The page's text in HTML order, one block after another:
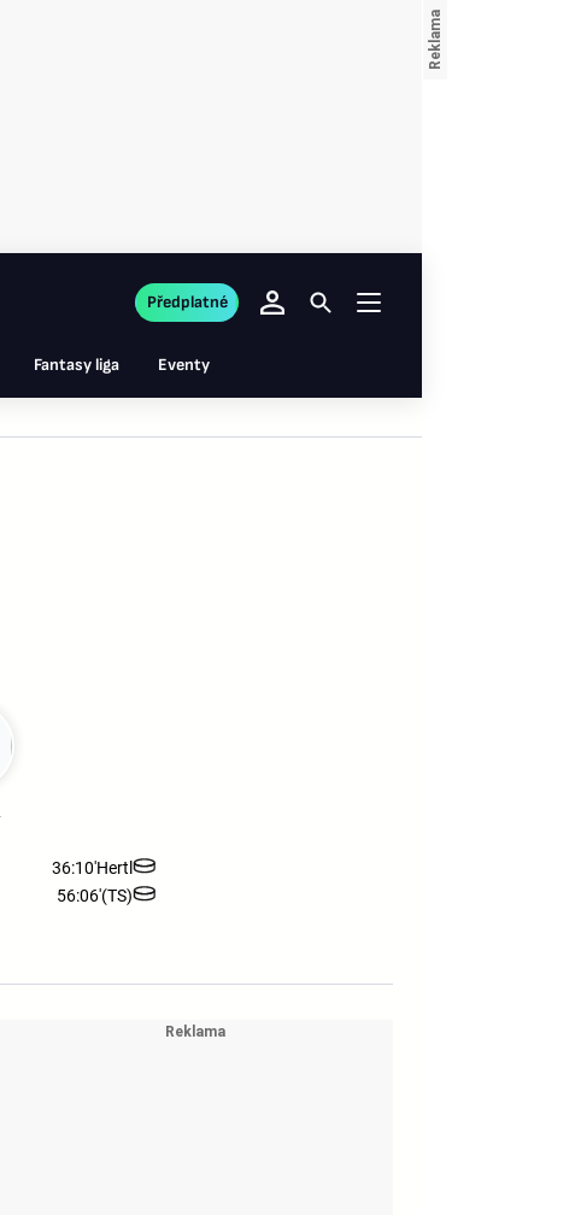
Fantasy liga Eventy
Předplatné
36:10'Hertl
56:06'(TS)